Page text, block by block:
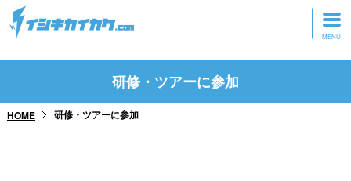
トップページ
研修・ツアーに参加
HOME 研修・ツアーに参加